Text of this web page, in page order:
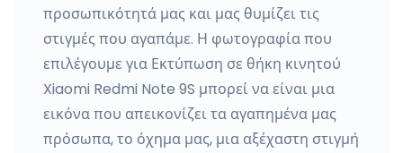
προσωπικότητά μας και μας θυμίζει τις
στιγμές που αγαπάμε. Η φωτογραφία που
επιλέγουμε για Εκτύπωση σε θήκη κινητού
Xiaomi Redmi Note 9S μπορεί να είναι μια
εικόνα που απεικονίζει τα αγαπημένα μας
πρόσωπα, το όχημα μας, μια αξέχαστη στιγμή